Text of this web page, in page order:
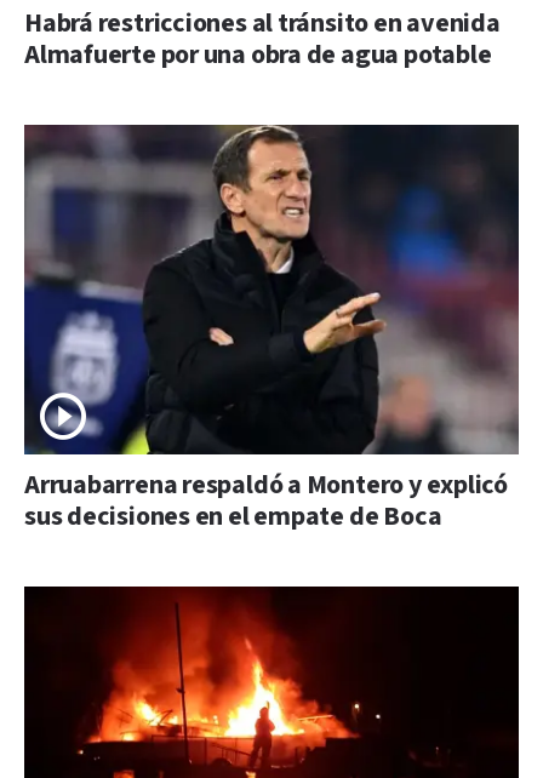
Habrá restricciones al tránsito en avenida
Almafuerte por una obra de agua potable
Arruabarrena respaldó a Montero y explicó
sus decisiones en el empate de Boca